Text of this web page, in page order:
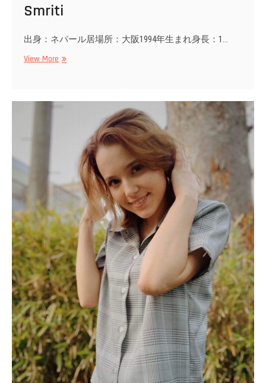
Smriti
出身：ネパール居場所：大阪1994年生まれ身長：1…
View More Smriti